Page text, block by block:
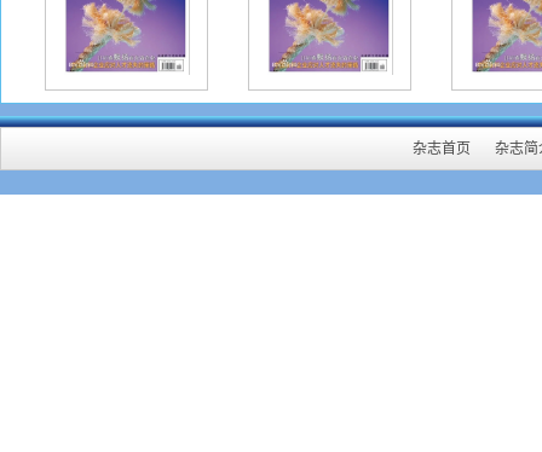
看到
败。
15个
初审
作者
网址
杂志首页 杂志简